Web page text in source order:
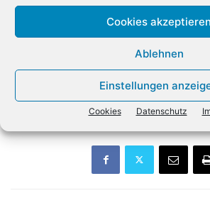
Cookies akzeptieren
Ablehnen
Einstellungen
Cookies Datenschutz
konkreten Angaben dazu, wann solche
Markt kommen. Dem Finanzdienst
Brillen – könnte aber ebenfalls
Display herausbringen.(dpa)